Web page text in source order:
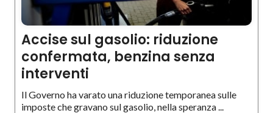
Accise sul gasolio: riduzione
confermata, benzina senza
interventi
Il Governo ha varato una riduzione temporanea sulle
imposte che gravano sul gasolio, nella speranza ...